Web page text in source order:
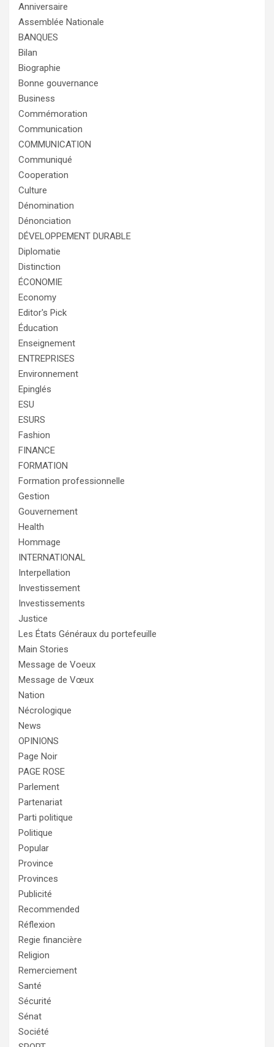
Anniversaire
Assemblée Nationale
BANQUES
Bilan
Biographie
Bonne gouvernance
Business
Commémoration
Communication
COMMUNICATION
Communiqué
Cooperation
Culture
Dénomination
Dénonciation
DÉVELOPPEMENT DURABLE
Diplomatie
Distinction
ÉCONOMIE
Economy
Editor's Pick
Éducation
Enseignement
ENTREPRISES
Environnement
Epinglés
ESU
ESURS
Fashion
FINANCE
FORMATION
Formation professionnelle
Gestion
Gouvernement
Health
Hommage
INTERNATIONAL
Interpellation
Investissement
Investissements
Justice
Les États Généraux du portefeuille
Main Stories
Message de Voeux
Message de Vœux
Nation
Nécrologique
News
OPINIONS
Page Noir
PAGE ROSE
Parlement
Partenariat
Parti politique
Politique
Popular
Province
Provinces
Publicité
Recommended
Réflexion
Regie financière
Religion
Remerciement
Santé
Sécurité
Sénat
Société